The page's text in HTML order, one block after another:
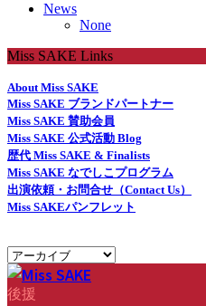
News
None
Miss SAKE Links
About Miss SAKE
Miss SAKE ブランドパートナー
Miss SAKE 賛助会員
Miss SAKE 公式活動 Blog
歴代 Miss SAKE & Finalists
Miss SAKE なでしこプログラム
出演依頼・お問合せ（Contact Us）
Miss SAKEパンフレット
後援